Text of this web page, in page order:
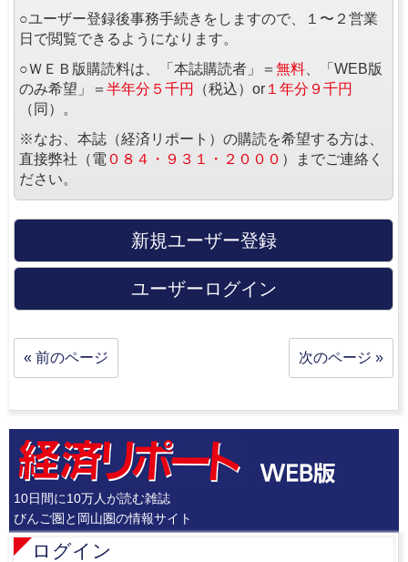
○ユーザー登録後事務手続きをしますので、１〜２営業
日で閲覧できるようになります。
○ＷＥＢ版購読料は、「本誌購読者」＝ 無料 、「WEB版
のみ希望」＝ 半年分５千円 （税込）or １年分９千円
（同）。
※なお、本誌（経済リポート）の購読を希望する方は、
直接弊社（電 ０８４・９３１・２０００ ）までご連絡く
ださい。
新規ユーザー登録
ユーザーログイン
« 前のページ 次のページ »
10日間に10万人が読む雑誌
びんご圏と岡山圏の情報サイト
ログイン